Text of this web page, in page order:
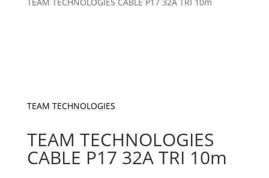
TEAM TECHNOLOGIES
TEAM TECHNOLOGIES
CABLE P17 32A TRI 10m